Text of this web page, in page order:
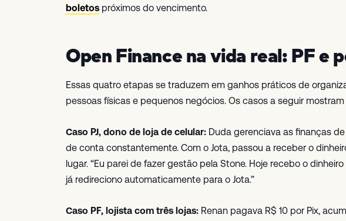
boletos próximos do vencimento.
Open Finance na vida real: PF e
Essas quatro etapas se traduzem em ganhos práticos de
pessoas físicas e pequenos negócios. Os casos a seguir
Caso PJ, dono de loja de celular: Duda gerenciava as finanças
de conta constantemente. Com o Jota, passou a receber o
lugar. “Eu parei de fazer gestão pela Stone. Hoje recebo o
já redireciono automaticamente para o Jota.”
Caso PF, lojista com três lojas: Renan pagava R$ 10 por Pix,